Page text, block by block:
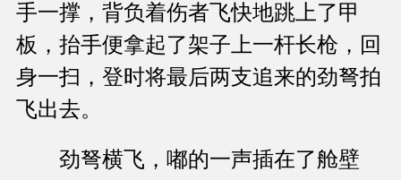
手一撑，背负着伤者飞快地跳上了甲
板，抬手便拿起了架子上一杆长枪，回
身一扫，登时将最后两支追来的劲弩拍
飞出去。
劲弩横飞，嘟的一声插在了舱壁